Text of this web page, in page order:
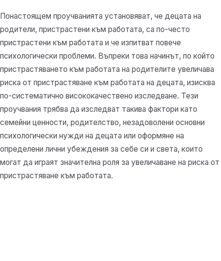
Понастоящем проучванията установяват, че децата на
родители, пристрастени към работата, са по-често
пристрастени към работата и че изпитват повече
психологически проблеми. Въпреки това начинът, по който
пристрастяването към работата на родителите увеличава
риска от пристрастяване към работата на децата, изисква
по-систематично висококачествено изследване. Тези
проучвания трябва да изследват такива фактори като
семейни ценности, родителство, незадоволени основни
психологически нужди на децата или оформяне на
определени лични убеждения за себе си и света, които
могат да играят значителна роля за увеличаване на риска от
пристрастяване към работата.